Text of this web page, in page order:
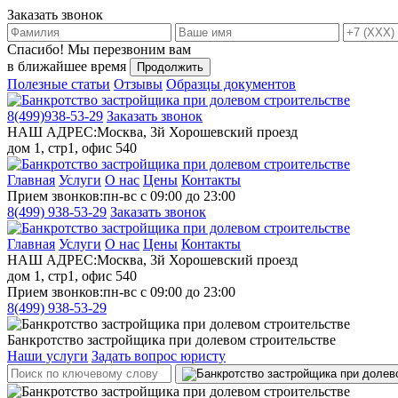
Заказать звонок
Спасибо! Мы перезвоним вам
в ближайшее время
Продолжить
Полезные статьи Отзывы Образцы документов
8(499)938-53-29 Заказать звонок
НАШ АДРЕС:Москва, 3й Хорошевский проезд
дом 1, стр1, офис 540
Главная Услуги О нас Цены Контакты
Прием звонков:пн-вс с 09:00 до 23:00
8(499) 938-53-29 Заказать звонок
Главная Услуги О нас Цены Контакты
НАШ АДРЕС:Москва, 3й Хорошевский проезд
дом 1, стр1, офис 540
Прием звонков:пн-вс с 09:00 до 23:00
8(499) 938-53-29
Банкротство застройщика при долевом строительстве
Наши услуги Задать вопрос юристу